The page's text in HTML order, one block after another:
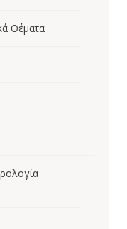
Θέματα